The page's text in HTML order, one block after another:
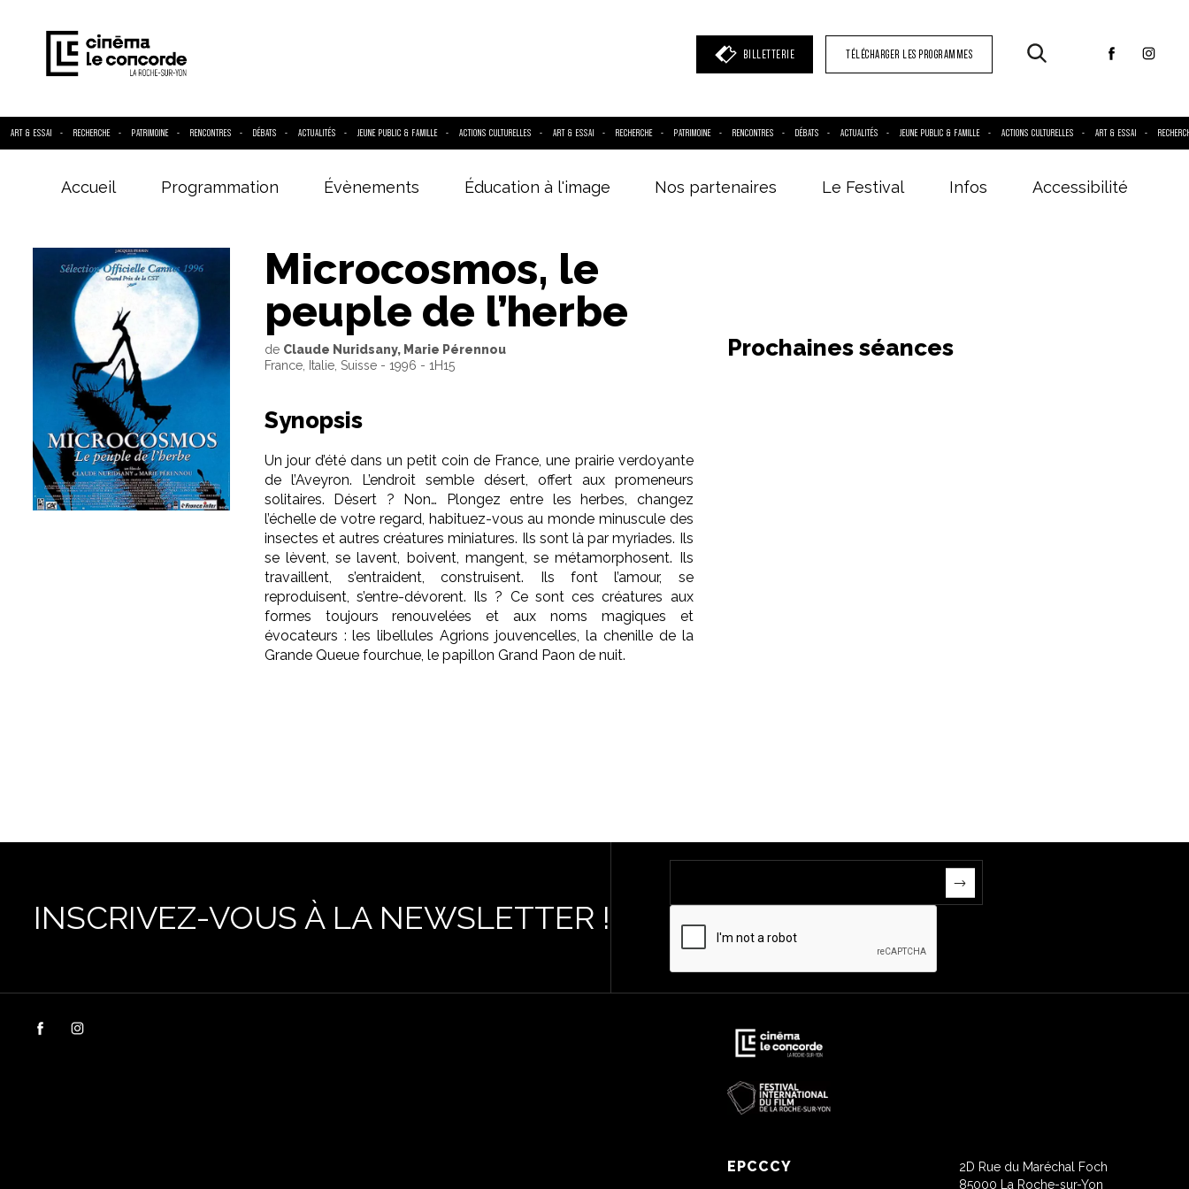
BILLETTERIE TÉLÉCHARGER LES PROGRAMMES
ART & ESSAI RECHERCHE PATRIMOINE RENCONTRES DÉBATS ACTUALITÉS JEUNE PUBLIC & FAMILLE ACTIONS CULTURELLES ART & ESSAI RECHERCHE PATRIMOINE RENCONTRES DÉBATS ACTUALITÉS JEUNE PUBLIC & FAMILLE ACTIONS CULTURELLES ART & ESSAI
Accueil Programmation Évènements Éducation à l'image Nos partenaires Le Festival Infos Accessibilité
Microcosmos, le
peuple de l’herbe
de Claude Nuridsany, Marie Pérennou
France, Italie, Suisse - 1996 - 1H15
Synopsis
Un jour d’été dans un petit coin de France, une prairie verdoyante
de l’Aveyron. L’endroit semble désert, offert aux promeneurs
solitaires. Désert ? Non… Plongez entre les herbes, changez
l’échelle de votre regard, habituez-vous au monde minuscule des
insectes et autres créatures miniatures. Ils sont là par myriades. Ils
se lèvent, se lavent, boivent, mangent, se métamorphosent. Ils
travaillent, s’entraident, construisent. Ils font l’amour, se
reproduisent, s’entre-dévorent. Ils ? Ce sont ces créatures aux
formes toujours renouvelées et aux noms magiques et
évocateurs : les libellules Agrions jouvencelles, la chenille de la
Grande Queue fourchue, le papillon Grand Paon de nuit.
Prochaines séances
INSCRIVEZ-VOUS À LA NEWSLETTER !
EPCCCY
2D Rue du Maréchal Foch
85000 La Roche-sur-Yon